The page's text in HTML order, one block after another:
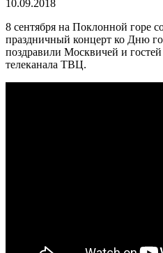
10.09.2018
8 сентября на Поклонной горе
праздничный концерт ко Дню
поздравили Москвичей и
телеканала ТВЦ.